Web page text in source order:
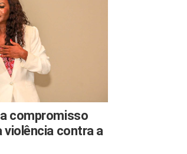
compromisso
violência contra a